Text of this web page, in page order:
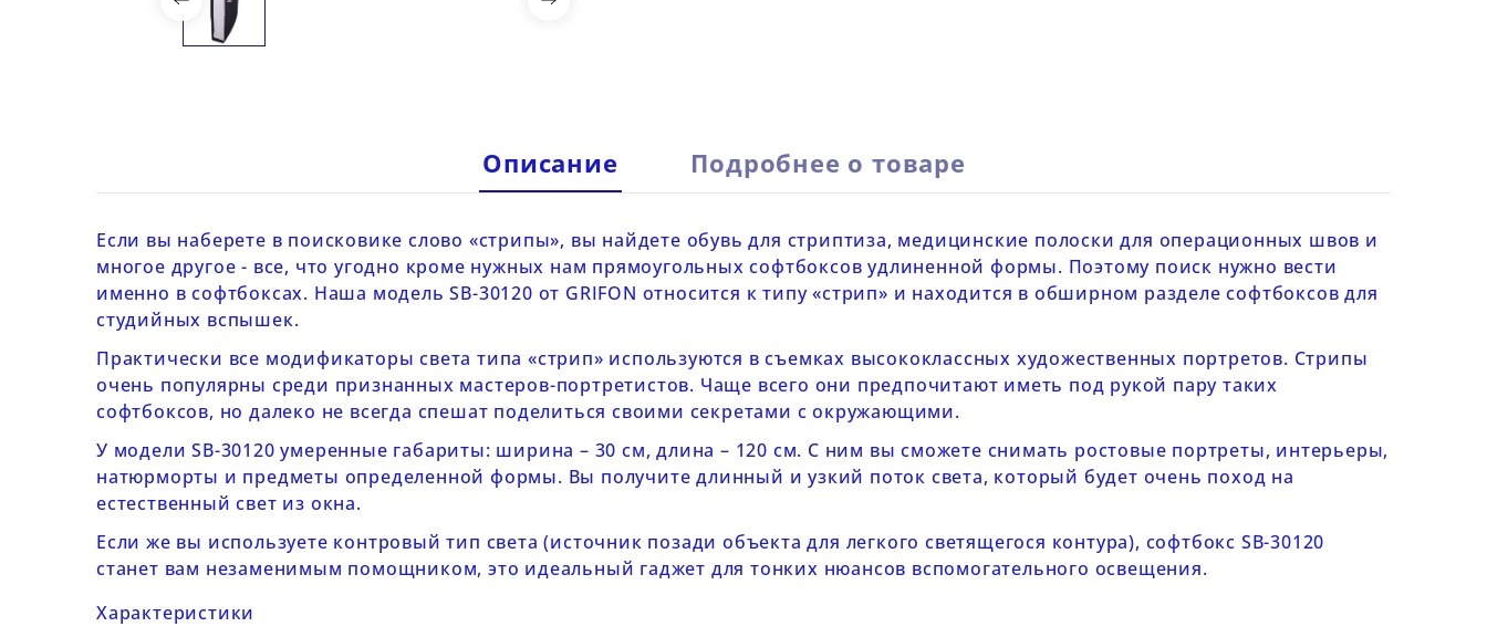
Описание Подробнее о товаре
Если вы наберете в поисковике слово «стрипы», вы найдете обувь для стриптиза, медицинские полоски для операционных швов и
многое другое - все, что угодно кроме нужных нам прямоугольных софтбоксов удлиненной формы. Поэтому поиск нужно вести
именно в софтбоксах. Наша модельSB-30120 от GRIFON относится к типу «стрип» и находится в обширном разделесофтбоксов для
студийных вспышек.
Практически все модификаторы света типа «стрип» используются в съемках высококлассных художественных портретов. Стрипы
очень популярны среди признанных мастеров-портретистов. Чаще всего они предпочитают иметь под рукой пару таких
софтбоксов, но далеко не всегда спешат поделиться своими секретами с окружающими.
У моделиSB-30120умеренные габариты: ширина – 30 см, длина – 120 см. С ним вы сможете снимать ростовые портреты, интерьеры,
натюрморты и предметы определенной формы. Вы получите длинный и узкий поток света, который будет очень поход на
естественный свет из окна.
Если же вы используете контровый тип света (источник позади объекта для легкого светящегося контура), софтбокс SB-30120
станет вам незаменимым помощником, это идеальный гаджет для тонких нюансов вспомогательного освещения.
Характеристики